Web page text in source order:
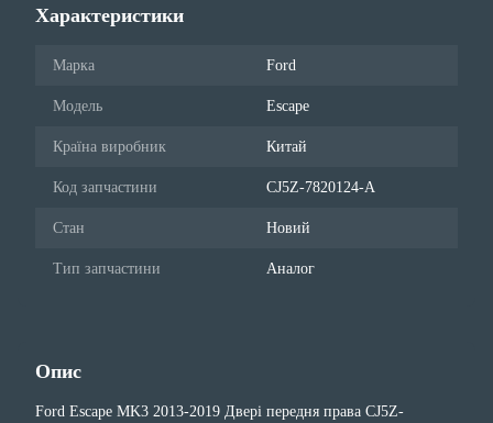
Характеристики
Марка Ford
Модель Escape
Країна виробник Китай
Код запчастини CJ5Z-7820124-A
Стан Новий
Тип запчастини Аналог
Опис
Ford Escape MK3 2013-2019 Двері передня права CJ5Z-